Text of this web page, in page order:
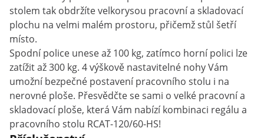
stolem tak obdržíte velkorysou pracovní a skladovací
plochu na velmi malém prostoru, přičemž stůl šetří
místo.
Spodní police unese až 100 kg, zatímco horní polici lze
zatížit až 300 kg. 4 výškově nastavitelné nohy Vám
umožní bezpečné postavení pracovního stolu i na
nerovné ploše. Přesvědčte se sami o velké pracovní a
skladovací ploše, která Vám nabízí kombinaci regálu a
pracovního stolu RCAT-120/60-HS!